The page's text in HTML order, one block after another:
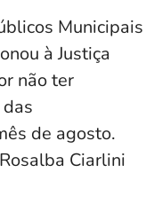
Municipais
à Justiça
não ter
de agosto.
Ciarlini